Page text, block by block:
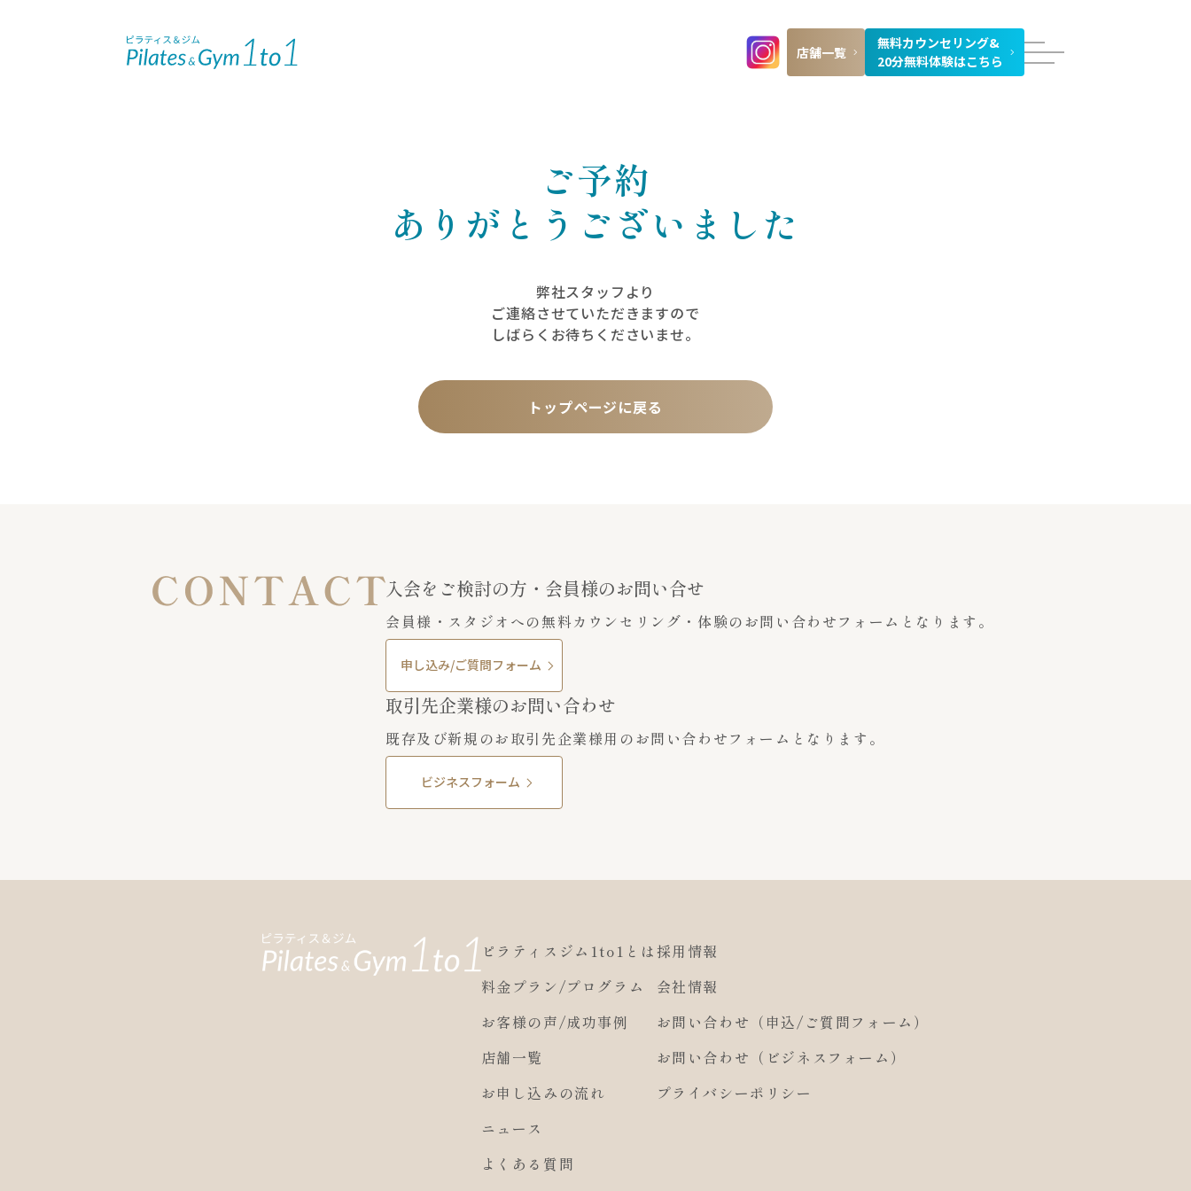
店舗一覧
無料カウンセリング&
20分無料体験はこちら
ご予約
ありがとうございました
弊社スタッフより
ご連絡させていただきますので
しばらくお待ちくださいませ。
トップページに戻る
入会をご検討の方・会員様のお問い合せ
会員様・スタジオへの無料カウンセリング・体験のお問い合わせフォームとなります。
申し込み/ご質問フォーム
取引先企業様のお問い合わせ
既存及び新規のお取引先企業様用のお問い合わせフォームとなります。
ビジネスフォーム
ピラティスジム1to1とは
料金プラン/プログラム
お客様の声/成功事例
店舗一覧
お申し込みの流れ
ニュース
よくある質問
採用情報
会社情報
お問い合わせ（申込/ご質問フォーム）
お問い合わせ（ビジネスフォーム）
プライバシーポリシー